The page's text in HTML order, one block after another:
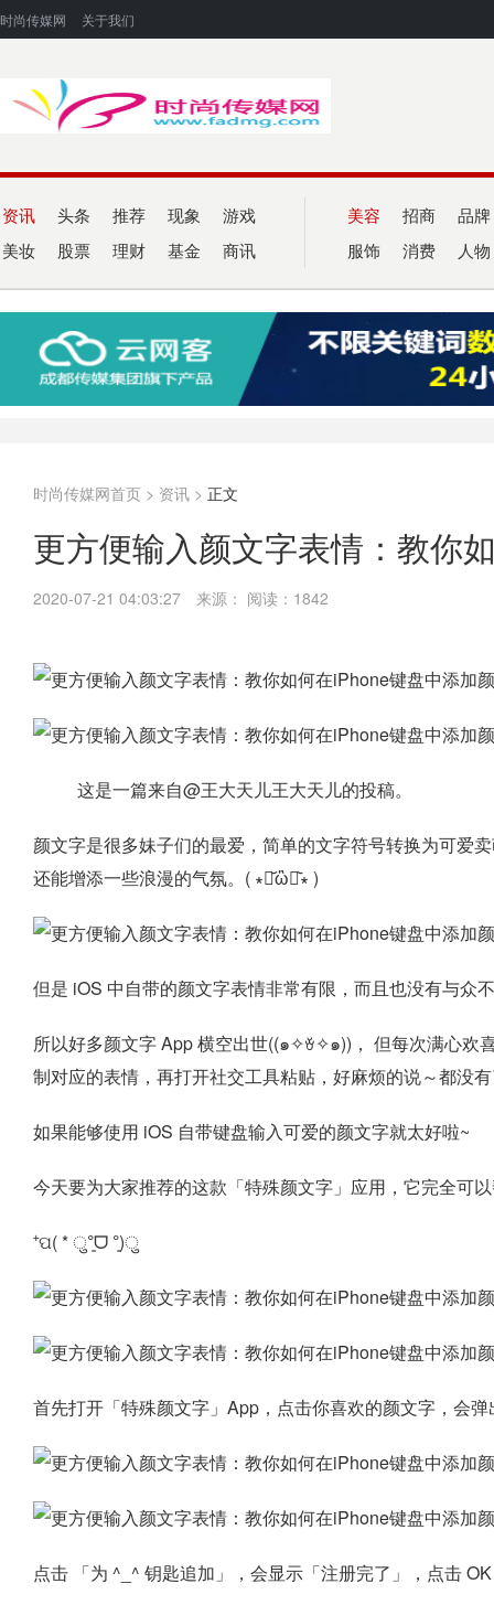
时尚传媒网 关于我们
资讯 头条 推荐 现象 游戏
美妆 股票 理财 基金 商讯
美容 招商 品牌
服饰 消费 人物
时尚传媒网首页 > 资讯 > 正文
更方便输入颜文字表情：教你
2020-07-21 04:03:27 来源： 阅读：1842
这是一篇来自@王大天儿王大天儿的投稿。
颜文字是很多妹子们的最爱，简单的文字符号转换为可爱
还能增添一些浪漫的气氛。( ∗･᷄ὢ･᷅∗ )
但是 iOS 中自带的颜文字表情非常有限，而且也没有与众
所以好多颜文字 App 横空出世((๑✧ꈊ✧๑))， 但每次满心欢
如果能够使用 iOS 自带键盘输入可爱的颜文字就太好啦~
今天要为大家推荐的这款「特殊颜文字」应用，它完全可
⁺ପ( * ु°͈ᗜ °͈)ु
首先打开「特殊颜文字」App，点击你喜欢的颜文字，会
点击 「为 ^_^ 钥匙追加」，会显示「注册完了」，点击